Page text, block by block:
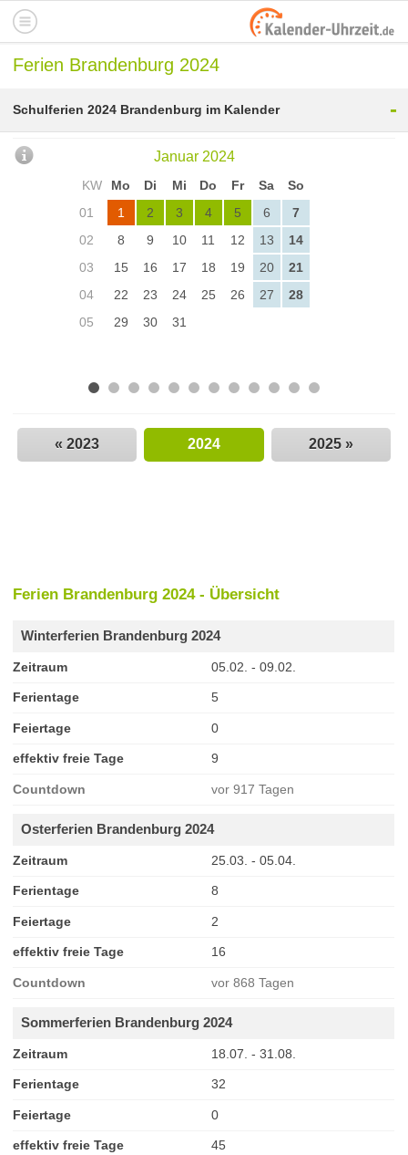
Ferien Brandenburg 2024
Schulferien 2024 Brandenburg im Kalender -
Januar 2024
KW Mo Di Mi Do Fr Sa
So
01
1 2 3 4 5 6
7
02
8 9 10 11 12 13
14
03
15 16 17 18 19 20
21
04
22 23 24 25 26 27
28
05
29 30 31
« 2023 2024 2025 »
Ferien Brandenburg 2024 - Übersicht
Winterferien Brandenburg 2024
Zeitraum 05.02. - 09.02.
Ferientage 5
Feiertage 0
effektiv freie Tage 9
Countdown vor 917 Tagen
Osterferien Brandenburg 2024
Zeitraum 25.03. - 05.04.
Ferientage 8
Feiertage 2
effektiv freie Tage 16
Countdown vor 868 Tagen
Sommerferien Brandenburg 2024
Zeitraum 18.07. - 31.08.
Ferientage 32
Feiertage 0
effektiv freie Tage 45